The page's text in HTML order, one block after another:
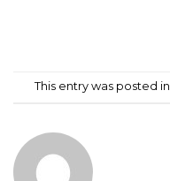
This entry was posted in